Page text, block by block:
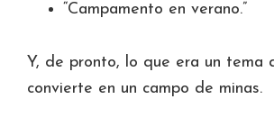
“Campamento en verano.”
Y, de pronto, lo que era un tema
convierte en un campo de minas.